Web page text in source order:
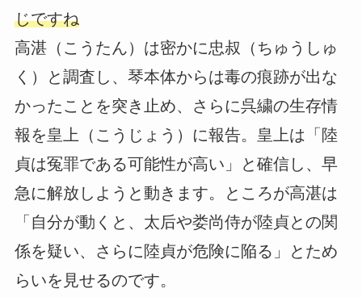
じですね
高湛（こうたん）は密かに忠叔（ちゅうしゅ
く）と調査し、琴本体からは毒の痕跡が出な
かったことを突き止め、さらに呉繍の生存情
報を皇上（こうじょう）に報告。皇上は「陸
貞は冤罪である可能性が高い」と確信し、早
急に解放しようと動きます。ところが高湛は
「自分が動くと、太后や娄尚侍が陸貞との関
係を疑い、さらに陸貞が危険に陥る」とため
らいを見せるのです。